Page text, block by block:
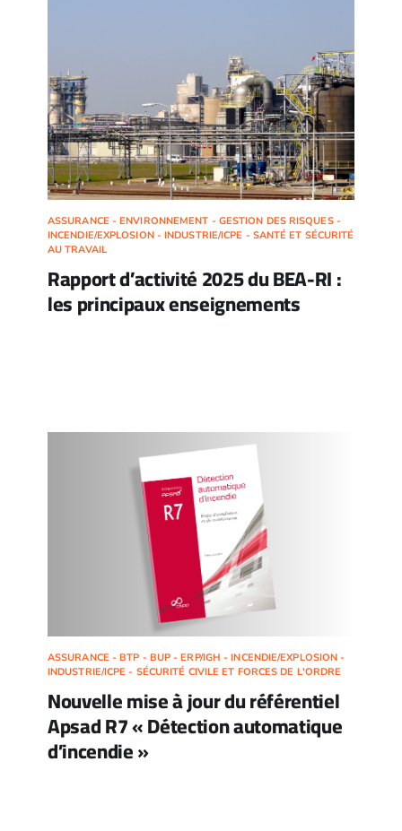
ASSURANCE - ENVIRONNEMENT - GESTION DES RISQUES -
INCENDIE/EXPLOSION - INDUSTRIE/ICPE - SANTÉ ET SÉCURITÉ
AU TRAVAIL
Rapport d’activité 2025 du BEA-RI :
les principaux enseignements
ASSURANCE - BTP - BUP - ERP/IGH - INCENDIE/EXPLOSION -
INDUSTRIE/ICPE - SÉCURITÉ CIVILE ET FORCES DE L'ORDRE
Nouvelle mise à jour du référentiel
Apsad R7 « Détection automatique
d’incendie »